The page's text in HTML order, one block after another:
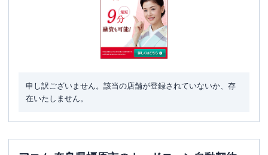
申し訳ございません。該当の店舗が登録されていないか、存
在いたしません。